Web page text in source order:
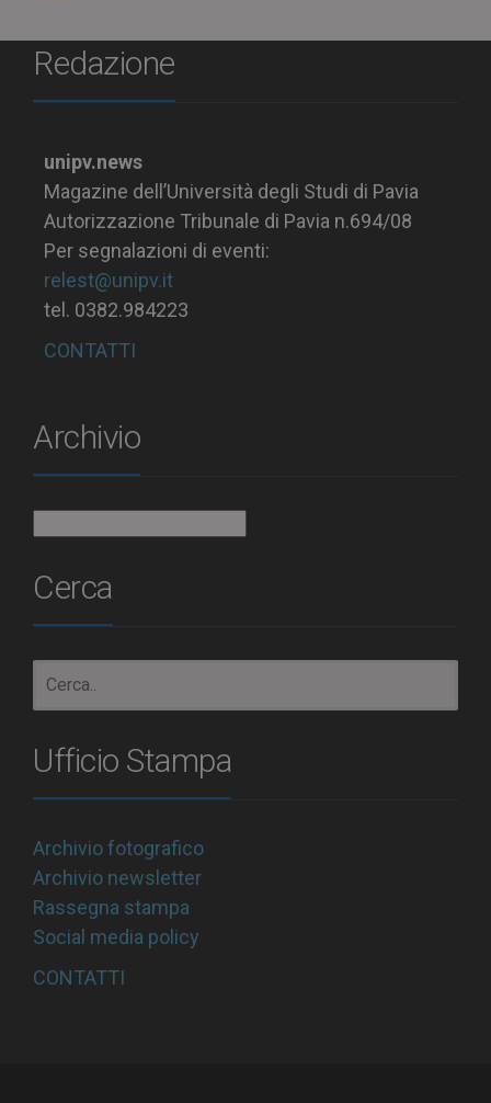
Redazione
unipv.news
Magazine dell’Università degli Studi di Pavia
Autorizzazione Tribunale di Pavia n.694/08
Per segnalazioni di eventi:
relest@unipv.it
tel. 0382.984223
CONTATTI
Archivio
Cerca
Ufficio Stampa
Archivio fotografico
Archivio newsletter
Rassegna stampa
Social media policy
CONTATTI